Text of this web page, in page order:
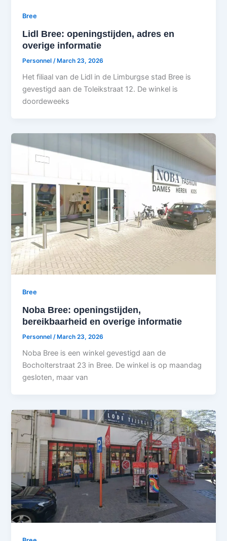
Bree
Lidl Bree: openingstijden, adres en
overige informatie
Personnel /March 23, 2026
Het filiaal van de Lidl in de Limburgse stad Bree is
gevestigd aan de Toleikstraat 12. De winkel is
doordeweeks
Bree
Noba Bree: openingstijden,
bereikbaarheid en overige informatie
Personnel /March 23, 2026
Noba Bree is een winkel gevestigd aan de
Bocholterstraat 23 in Bree. De winkel is op maandag
gesloten, maar van